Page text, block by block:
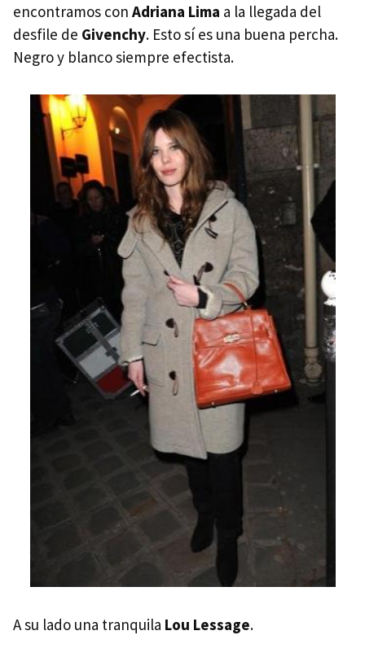
encontramos con Adriana Lima a la llegada del
desfile de Givenchy. Esto sí es una buena percha.
Negro y blanco siempre efectista.
A su lado una tranquila Lou Lessage.